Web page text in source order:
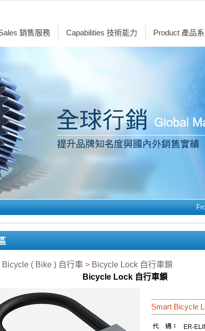
銷售服務 Capabilities 技術能力 Product 產品系
Bicycle ( Bike ) 自行車 > Bicycle Lock 自行車鎖
Bicycle Lock 自行車鎖
Smart Bicycle
ER-